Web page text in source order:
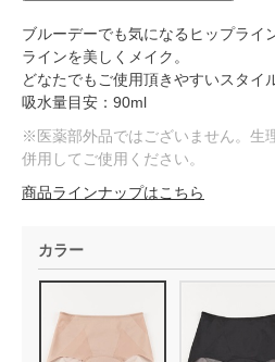
ブルーデーでも気になるヒップライ
ラインを美しくメイク。
どなたでもご使用頂きやすいスタイ
吸水量目安：90ml
※医薬部外品ではございません。生
併用してご使用ください。
商品ラインナップはこちら
カラー